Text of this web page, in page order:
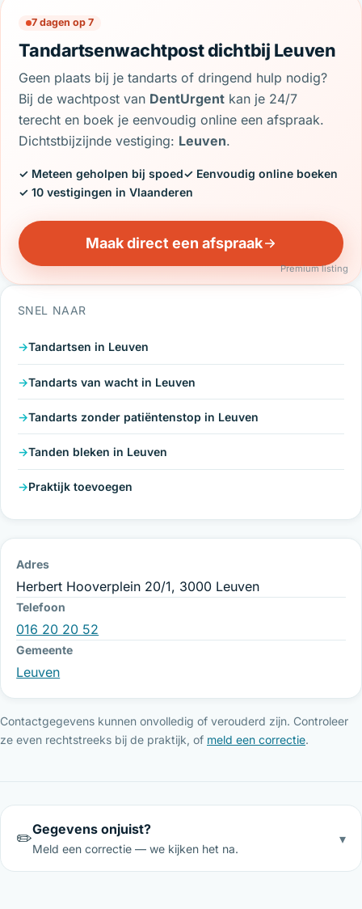
7 dagen op 7
Tandartsenwachtpost dichtbij Leuven
Geen plaats bij je tandarts of dringend hulp nodig?
Bij de wachtpost van DentUrgent kan je 24/7
terecht en boek je eenvoudig online een afspraak.
Dichtstbijzijnde vestiging: Leuven.
✓ Meteen geholpen bij spoed✓ Eenvoudig online boeken
✓ 10 vestigingen in Vlaanderen
Maak direct een afspraak
Premium listing
SNEL NAAR
Tandartsen in Leuven
Tandarts van wacht in Leuven
Tandarts zonder patiëntenstop in Leuven
Tanden bleken in Leuven
Praktijk toevoegen
Adres
Herbert Hooverplein 20/1, 3000 Leuven
Telefoon
016 20 20 52
Gemeente
Leuven
Contactgegevens kunnen onvolledig of verouderd zijn. Controleer
ze even rechtstreeks bij de praktijk, of meld een correctie.
✏️Gegevens onjuist?
Meld een correctie — we kijken het na.
▾